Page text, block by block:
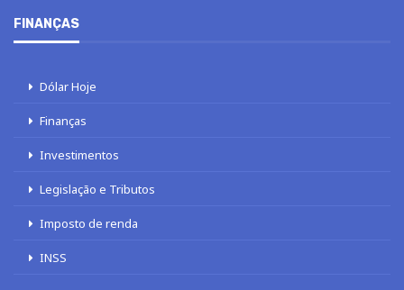
FINANÇAS
Dólar Hoje
Finanças
Investimentos
Legislação e Tributos
Imposto de renda
INSS